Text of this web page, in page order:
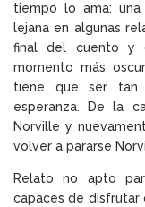
tiempo lo ama:
lejana en algunas
final del cuento y
momento más
tiene que ser tan
esperanza. De la
Norville y
volver a pararse
Relato no apto
capaces de disfrutar